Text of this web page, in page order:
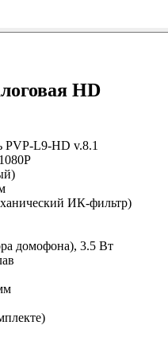
HD
PVP-L9-HD v.8.1
ИК-фильтр)
домофона), 3.5 Вт